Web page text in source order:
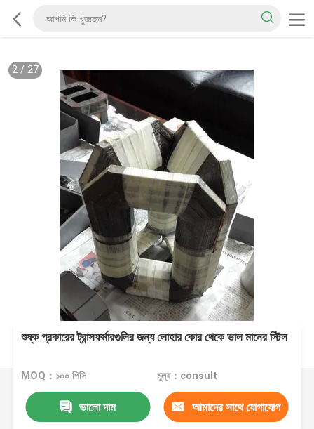
2/ 27
শুষ্ক প্রকারের ট্রান্সফর্মারগুলির জন্য লোহার কোর থেকে ভাল মানের স্টিল
MOQ：১০০ পিসি মূল্য：consult
ভালো দাম আমাদের সাথে যোগাযোগ